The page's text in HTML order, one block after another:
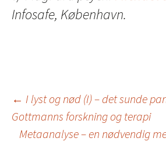
Infosafe, København.
← I lyst og nød (I) – det sunde
Gottmanns forskning og terapi
Metaanalyse – en nødvendig